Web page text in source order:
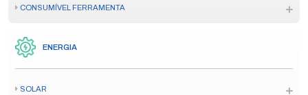
CONSUMÍVEL FERRAMENTA
ENERGIA
SOLAR